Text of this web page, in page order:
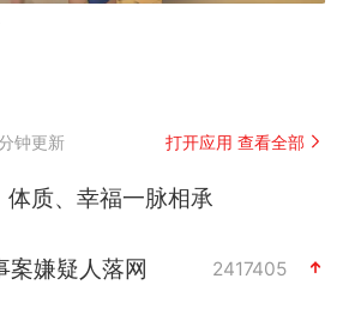
钟更新 打开应用 查看全部
体质、幸福一脉相承
案嫌疑人落网 2417405